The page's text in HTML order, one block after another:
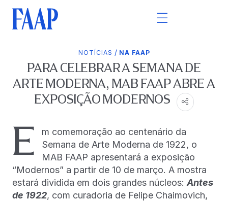
NOTÍCIAS / NA FAAP
PARA CELEBRAR A SEMANA DE
ARTE MODERNA, MAB FAAP ABRE A
EXPOSIÇÃO MODERNOS
E
m comemoração ao centenário da
Semana de Arte Moderna de 1922, o
MAB FAAP apresentará a exposição
“Modernos” a partir de 10 de março. A mostra
estará dividida em dois grandes núcleos: Antes
de 1922, com curadoria de Felipe Chaimovich,